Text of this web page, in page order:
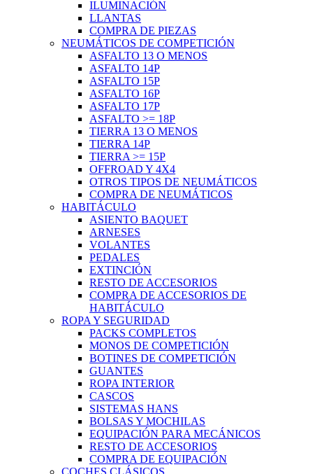
ILUMINACIÓN
LLANTAS
COMPRA DE PIEZAS
NEUMÁTICOS DE COMPETICIÓN
ASFALTO 13 O MENOS
ASFALTO 14P
ASFALTO 15P
ASFALTO 16P
ASFALTO 17P
ASFALTO >= 18P
TIERRA 13 O MENOS
TIERRA 14P
TIERRA >= 15P
OFFROAD Y 4X4
OTROS TIPOS DE NEUMÁTICOS
COMPRA DE NEUMÁTICOS
HABITÁCULO
ASIENTO BAQUET
ARNESES
VOLANTES
PEDALES
EXTINCIÓN
RESTO DE ACCESORIOS
COMPRA DE ACCESORIOS DE
HABITÁCULO
ROPA Y SEGURIDAD
PACKS COMPLETOS
MONOS DE COMPETICIÓN
BOTINES DE COMPETICIÓN
GUANTES
ROPA INTERIOR
CASCOS
SISTEMAS HANS
BOLSAS Y MOCHILAS
EQUIPACIÓN PARA MECÁNICOS
RESTO DE ACCESORIOS
COMPRA DE EQUIPACIÓN
COCHES CLÁSICOS